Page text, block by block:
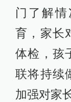
门了解
育，家长
体检，孩
联将持续
加强对家